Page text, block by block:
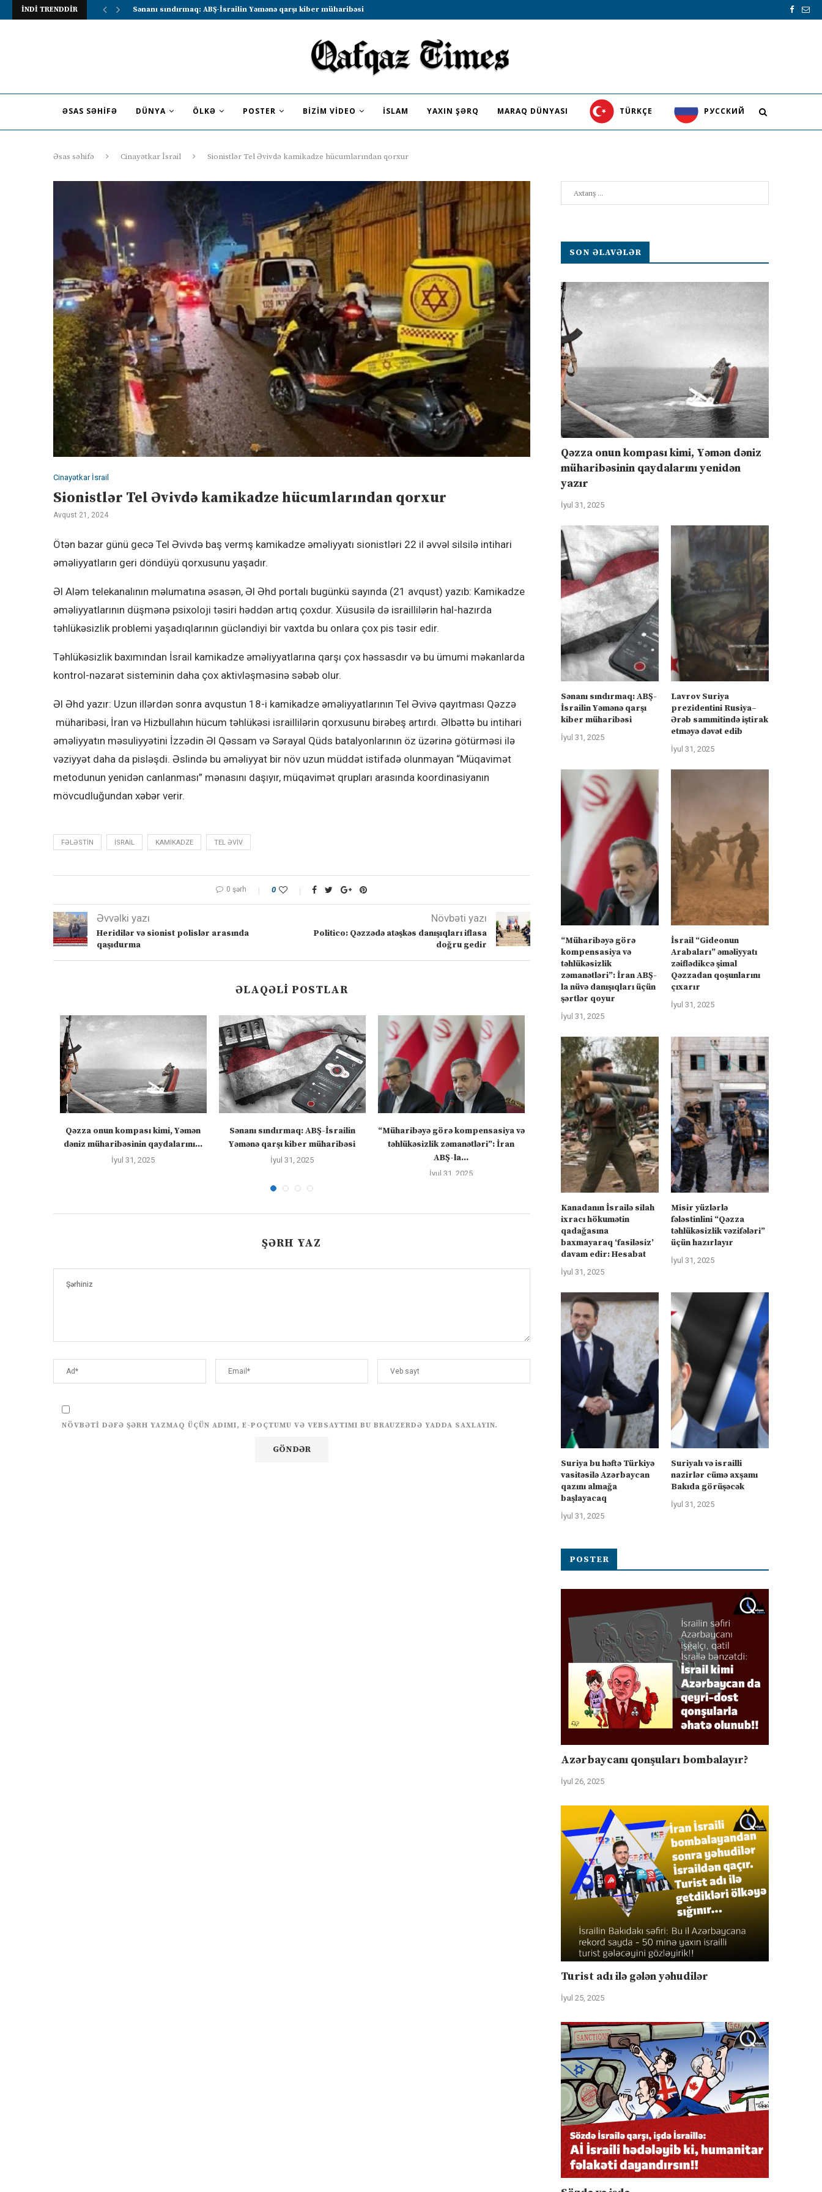
İNDİ TRENDDİR Lavrov Suriya prezidentini Rusiya–Ərəb sammitində iştirak etməyə dəvət...
ƏSAS SƏHIFƏ DÜNYA ÖLKƏ POSTER BIZIM VIDEO İSLAM YAXIN ŞƏRQ MARAQ DÜNYASI TÜRKÇE PУССКИЙ
Əsas səhifə Cinayətkar İsrail Sionistlər Tel Əvivdə kamikadze hücumlarından qorxur
Cinayətkar İsrail
Sionistlər Tel Əvivdə kamikadze hücumlarından qorxur
Avqust 21, 2024
Ötən bazar günü gecə Tel Əvivdə baş vermş kamikadze əməliyyatı sionistləri 22 il əvvəl silsilə intihari
əməliyyatların geri döndüyü qorxusunu yaşadır.
Əl Aləm telekanalının məlumatına əsasən, Əl Əhd portalı bugünkü sayında (21 avqust) yazıb: Kamikadze
əməliyyatlarının düşmənə psixoloji təsiri həddən artıq çoxdur. Xüsusilə də israillilərin hal-hazırda
təhlükəsizlik problemi yaşadıqlarının gücləndiyi bir vaxtda bu onlara çox pis təsir edir.
Təhlükəsizlik baxımından İsrail kamikadze əməliyyatlarına qarşı çox həssasdır və bu ümumi məkanlarda
kontrol-nəzarət sisteminin daha çox aktivləşməsinə səbəb olur.
Əl Əhd yazır: Uzun illərdən sonra avqustun 18-i kamikadze əməliyyatlarının Tel Əvivə qayıtması Qəzzə
müharibəsi, İran və Hizbullahın hücum təhlükəsi israillilərin qorxusunu birəbeş artırdı. Əlbəttə bu intihari
əməliyyatın məsuliyyətini İzzədin Əl Qəssam və Sərayal Qüds batalyonlarının öz üzərinə götürməsi ilə
vəziyyət daha da pisləşdi. Əslində bu əməliyyat bir növ uzun müddət istifadə olunmayan “Müqavimət
metodunun yenidən canlanması” mənasını daşıyır, müqavimət qrupları arasında koordinasiyanın
mövcudluğundan xəbər verir.
FƏLƏSTIN ISRAIL KAMIKADZE TEL ƏVIV
0 şərh 0
Əvvəlki yazı
Heridilər və sionist polislər arasında
qaşıdurma
Növbəti yazı
Politico: Qəzzədə atəşkəs danışıqları iflasa
doğru gedir
ƏLAQƏLI POSTLAR
Qəzza onun kompası kimi, Yəmən
dəniz müharibəsinin qaydalarını...
İyul 31, 2025
Sənanı sındırmaq: ABŞ-İsrailin
Yəmənə qarşı kiber müharibəsi
İyul 31, 2025
“Müharibəyə görə kompensasiya və
təhlükəsizlik zəmanətləri”: İran
ABŞ-la...
İyul 31, 2025
İsrail “Gideonun Arabaları”
əməliyyatı zəiflədikcə şimal
Qəzzadan qoşunlarını...
İyul 31, 2025
Kanadanın İsrailə silah
hökumətin qadağasına
‘fasiləsiz’...
İyul 31, 2025
ŞƏRH YAZ
NÖVBƏTI DƏFƏ ŞƏRH YAZMAQ ÜÇÜN ADIMI, E-POÇTUMU VƏ VEBSAYTIMI BU BRAUZERDƏ YADDA SAXLAYIN.
SON ƏLAVƏLƏR
Qəzza onun kompası kimi, Yəmən dəniz
müharibəsinin qaydalarını yenidən
yazır
İyul 31, 2025
Sənanı sındırmaq: ABŞ-
İsrailin Yəmənə qarşı
kiber müharibəsi
İyul 31, 2025
Lavrov Suriya
prezidentini Rusiya–
Ərəb sammitində iştirak
etməyə dəvət edib
İyul 31, 2025
“Müharibəyə görə
kompensasiya və
təhlükəsizlik
zəmanətləri”: İran ABŞ-
la nüvə danışıqları üçün
şərtlər qoyur
İyul 31, 2025
İsrail “Gideonun
Arabaları” əməliyyatı
zəiflədikcə şimal
Qəzzadan qoşunlarını
çıxarır
İyul 31, 2025
Kanadanın İsrailə silah
ixracı hökumətin
qadağasına
baxmayaraq ‘fasiləsiz’
davam edir: Hesabat
İyul 31, 2025
Misir yüzlərlə
fələstinlini “Qəzza
təhlükəsizlik vəzifələri”
üçün hazırlayır
İyul 31, 2025
Suriya bu həftə Türkiyə
vasitəsilə Azərbaycan
qazını almağa
başlayacaq
İyul 31, 2025
Suriyalı və israilli
nazirlər cümə axşamı
Bakıda görüşəcək
İyul 31, 2025
POSTER
Azərbaycanı qonşuları bombalayır?
İyul 26, 2025
Turist adı ilə gələn yəhudilər
İyul 25, 2025